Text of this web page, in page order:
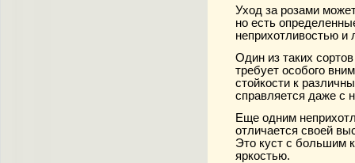
Уход за розами
но есть
неприхотливостью и
Один из таких
требует особого
стойкости к
справляется даже с
Еще одним
отличается своей
Это куст с большим
яркостью.